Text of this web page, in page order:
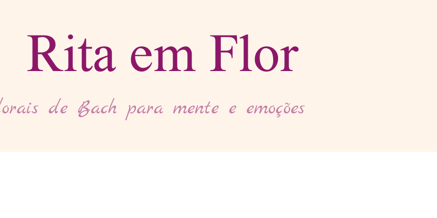
de Bach para mente e emoções
Rita em Flor